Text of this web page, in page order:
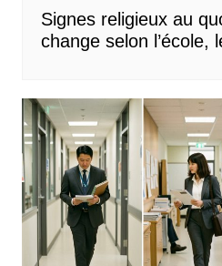
Signes religieux au
change selon l’école,